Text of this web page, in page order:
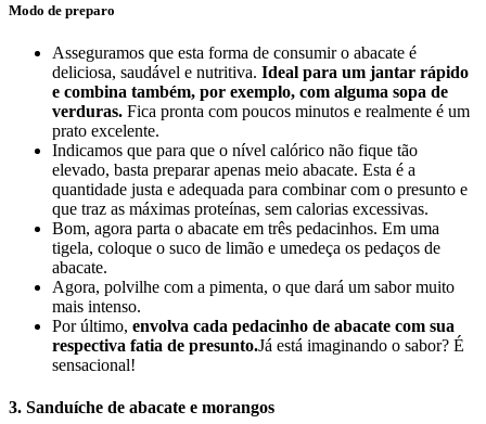
Modo de preparo
Asseguramos que esta forma de consumir o abacate é
deliciosa, saudável e nutritiva. Ideal para um jantar rápido
e combina também, por exemplo, com alguma sopa de
verduras. Fica pronta com poucos minutos e realmente é um
prato excelente.
Indicamos que para que o nível calórico não fique tão
elevado, basta preparar apenas meio abacate. Esta é a
quantidade justa e adequada para combinar com o presunto e
que traz as máximas proteínas, sem calorias excessivas.
Bom, agora parta o abacate em três pedacinhos. Em uma
tigela, coloque o suco de limão e umedeça os pedaços de
abacate.
Agora, polvilhe com a pimenta, o que dará um sabor muito
mais intenso.
Por último, envolva cada pedacinho de abacate com sua
respectiva fatia de presunto.Já está imaginando o sabor? É
sensacional!
3. Sanduíche de abacate e morangos